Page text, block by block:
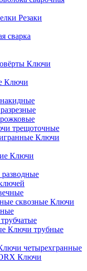
Резаки
сварка
Ключи
Ключи
трещоточные
Ключи
Ключи
Ключи
Ключи трубные
четырехгранные
Ключи